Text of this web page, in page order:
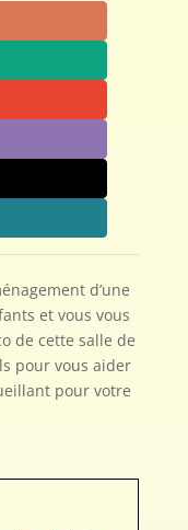
d’une
et vous vous
de cette salle de
pour vous aider
pour votre